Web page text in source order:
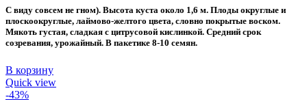
60 ₽.
30 ₽.
С виду совсем не гном). Высота куста около 1,6 м. Плоды округлые и
плоскоокруглые, лаймово-желтого цвета, словно покрытые воском.
Мякоть густая, сладкая с цитрусовой кислинкой. Средний срок
созревания, урожайный. В пакетике 8-10 семян.
В корзину
Quick view
-43%